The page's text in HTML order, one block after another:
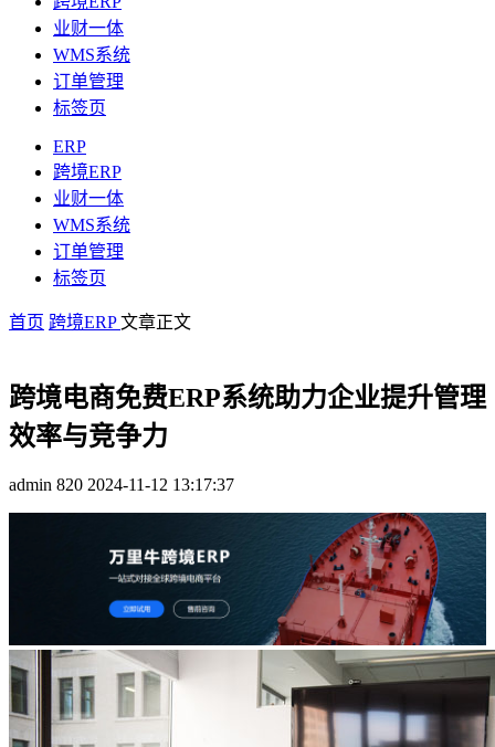
业财一体
WMS系统
订单管理
标签页
ERP
跨境ERP
业财一体
WMS系统
订单管理
标签页
首页 跨境ERP文章正文
跨境电商免费ERP系统助力企业提升管理
效率与竞争力
admin 820 2024-11-12 13:17:37